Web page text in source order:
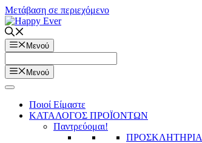
Μετάβαση σε περιεχόμενο
Μενού
Μενού
Ποιοί Είμαστε
ΚΑΤΑΛΟΓΟΣ ΠΡΟΪΟΝΤΩΝ
Παντρεύομαι!
ΠΡΟΣΚΛΗΤΗΡΙΑ